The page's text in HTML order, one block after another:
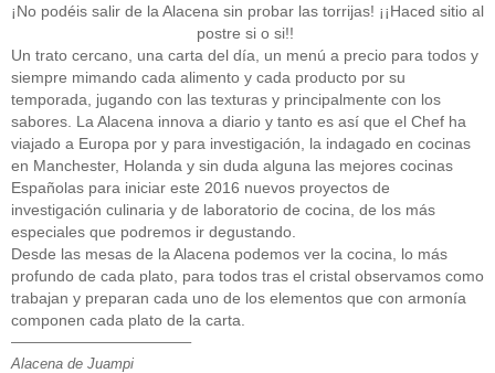
¡No podéis salir de la Alacena sin probar las torrijas! ¡¡Haced sitio al
postre si o si!!
Un trato cercano, una carta del día, un menú a precio para todos y
siempre mimando cada alimento y cada producto por su
temporada, jugando con las texturas y principalmente con los
sabores. La Alacena innova a diario y tanto es así que el Chef ha
viajado a Europa por y para investigación, la indagado en cocinas
en Manchester, Holanda y sin duda alguna las mejores cocinas
Españolas para iniciar este 2016 nuevos proyectos de
investigación culinaria y de laboratorio de cocina, de los más
especiales que podremos ir degustando.
Desde las mesas de la Alacena podemos ver la cocina, lo más
profundo de cada plato, para todos tras el cristal observamos como
trabajan y preparan cada uno de los elementos que con armonía
componen cada plato de la carta.
————————————–
Alacena de Juampi